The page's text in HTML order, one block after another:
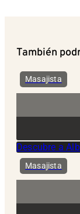
También
Masajista
Descubre a
Masajista